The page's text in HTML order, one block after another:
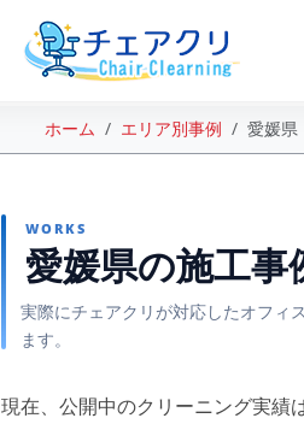
ホーム エリア別事例 愛媛県
WORKS
愛媛県の施工事
実際にチェアクリが対応したオフィ
ます。
現在、公開中のクリーニング実績